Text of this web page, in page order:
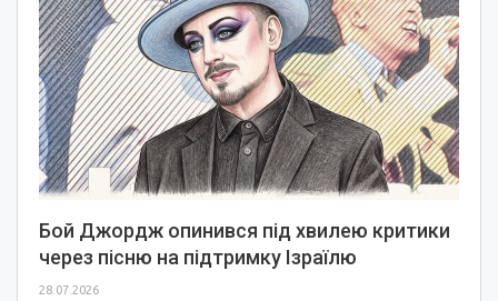
Бой Джордж опинився під хвилею критики
через пісню на підтримку Ізраїлю
28.07.2026